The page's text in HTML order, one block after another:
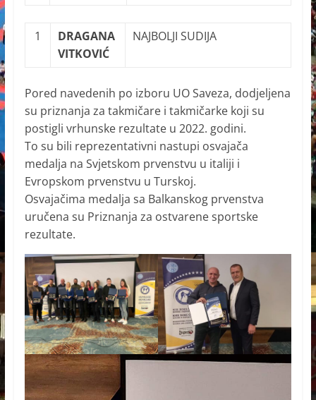
1
DRAGANA
VITKOVIĆ
NAJBOLJI SUDIJA
Pored navedenih po izboru UO Saveza, dodjeljena
su priznanja za takmičare i takmičarke koji su
postigli vrhunske rezultate u 2022. godini.
To su bili reprezentativni nastupi osvajača
medalja na Svjetskom prvenstvu u italiji i
Evropskom prvenstvu u Turskoj.
Osvajačima medalja sa Balkanskog prvenstva
uručena su Priznanja za ostvarene sportske
rezultate.